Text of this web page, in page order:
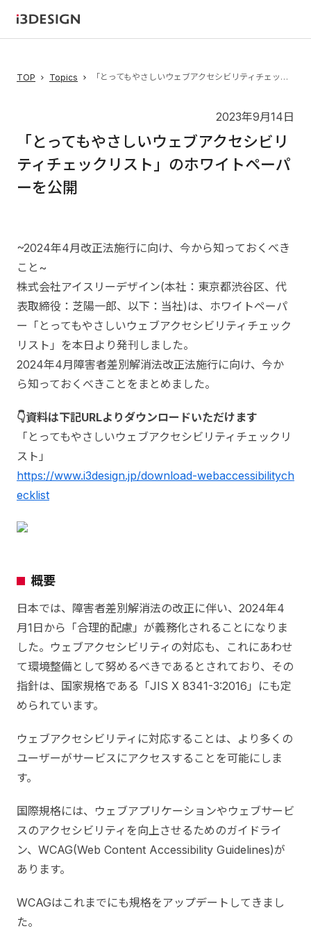
TOP Topics 「とってもやさしいウェブアクセシビリティチェックリスト」のホワイトペーパーを公開
2023年9月14日
「とってもやさしいウェブアクセシビリ
ティチェックリスト」のホワイトペーパ
ーを公開
~2024年4月改正法施行に向け、今から知っておくべき
こと~
株式会社アイスリーデザイン(本社：東京都渋谷区、代
表取締役：芝陽一郎、以下：当社)は、ホワイトペーパ
ー「とってもやさしいウェブアクセシビリティチェック
リスト」を本日より発刊しました。
2024年4月障害者差別解消法改正法施行に向け、今か
ら知っておくべきことをまとめました。
👇資料は下記URLよりダウンロードいただけます
「とってもやさしいウェブアクセシビリティチェックリ
スト」
https://www.i3design.jp/download-webaccessibilitych
ecklist
概要
日本では、障害者差別解消法の改正に伴い、2024年4
月1日から「合理的配慮」が義務化されることになりま
した。ウェブアクセシビリティの対応も、これにあわせ
て環境整備として努めるべきであるとされており、その
指針は、国家規格である「JIS X 8341-3:2016」にも定
められています。
ウェブアクセシビリティに対応することは、より多くの
ユーザーがサービスにアクセスすることを可能にしま
す。
国際規格には、ウェブアプリケーションやウェブサービ
スのアクセシビリティを向上させるためのガイドライ
ン、WCAG(Web Content Accessibility Guidelines)が
あります。
WCAGはこれまでにも規格をアップデートしてきまし
た。